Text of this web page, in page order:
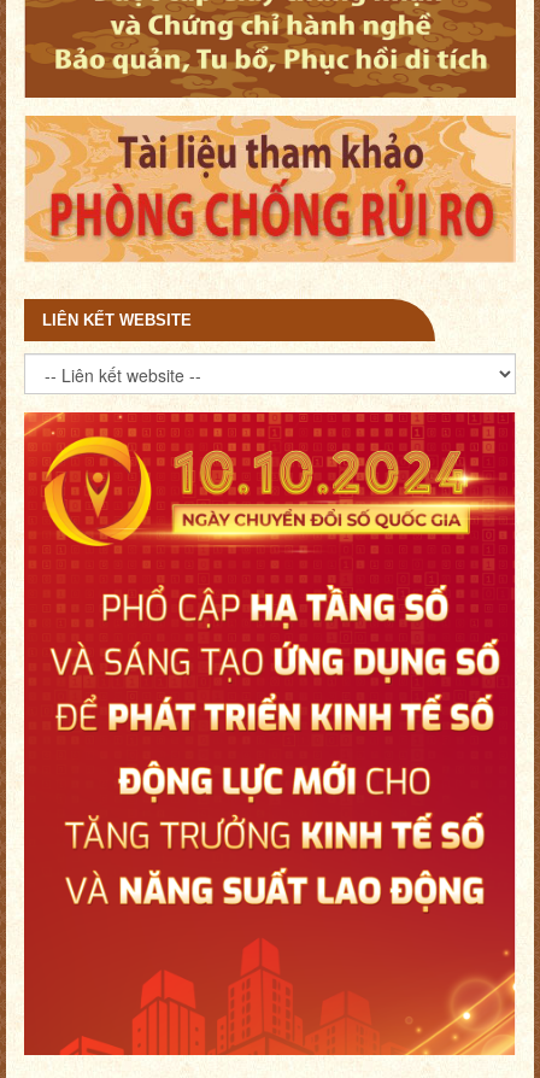
LIÊN KẾT WEBSITE